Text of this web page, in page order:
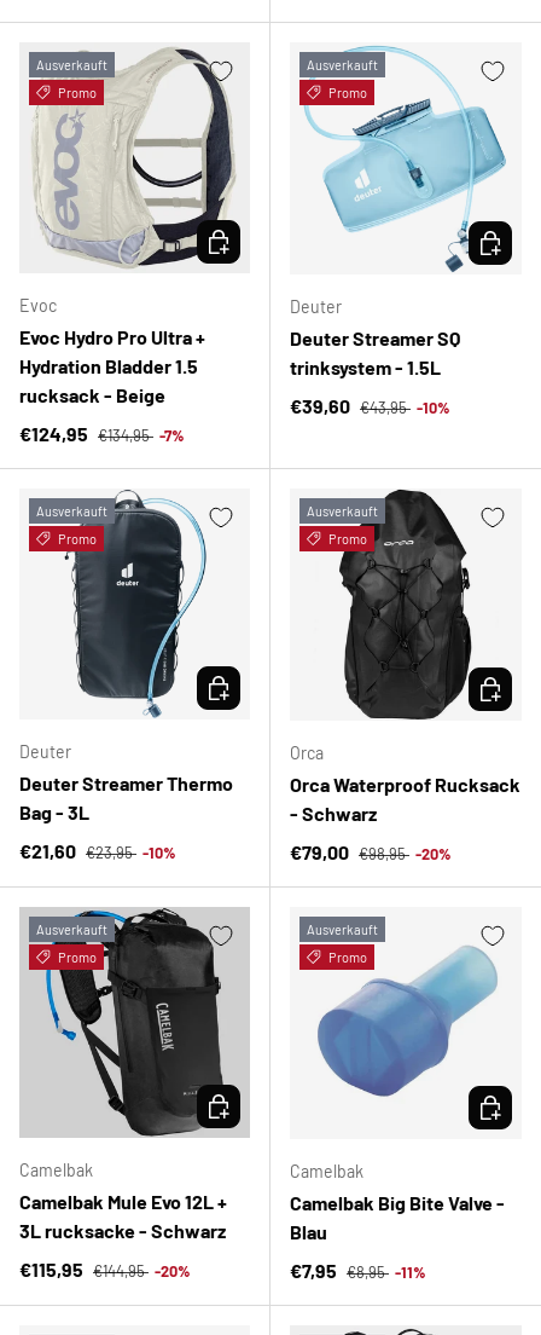
Ausverkauft
Promo
Evoc
Evoc Hydro Pro Ultra +
Hydration Bladder 1.5
rucksack - Beige
Verkaufspreis
€124,95 Normaler Preis
€134,95 -7%
OPTIONEN AUSWÄHLEN
Ausverkauft
Promo
Deuter
Deuter Streamer SQ
trinksystem - 1.5L
Verkaufspreis
€39,60 Normaler Preis
€43,95 -10%
Ausverkauft
Promo
Deuter
Deuter Streamer Thermo
Bag - 3L
Verkaufspreis
€21,60 Normaler Preis
€23,95 -10%
OPTIONEN AUSWÄHLEN
Ausverkauft
Promo
Orca
Orca Waterproof Rucksack
- Schwarz
Verkaufspreis
€79,00 Normaler Preis
€98,95 -20%
Ausverkauft
Promo
Camelbak
Camelbak Mule Evo 12L +
3L rucksacke - Schwarz
Verkaufspreis
€115,95 Normaler Preis
€144,95 -20%
OPTIONEN AUSWÄHLEN
Ausverkauft
Promo
Camelbak
Camelbak Big Bite Valve -
Blau
Verkaufspreis
€7,95 Normaler Preis
€8,95 -11%